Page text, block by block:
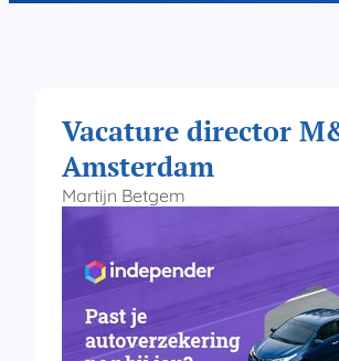
Vacature director
Amsterdam
Martijn Betgem